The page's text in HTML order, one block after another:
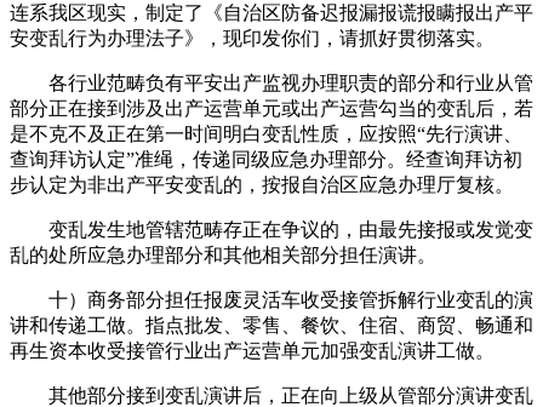
连系我区现实，制定了《自治区防备迟报漏报谎报瞒报出产平
安变乱行为办理法子》，现印发你们，请抓好贯彻落实。
各行业范畴负有平安出产监视办理职责的部分和行业从管
部分正在接到涉及出产运营单元或出产运营勾当的变乱后，若
是不克不及正在第一时间明白变乱性质，应按照“先行演讲、
查询拜访认定”准绳，传递同级应急办理部分。经查询拜访初
步认定为非出产平安变乱的，按报自治区应急办理厅复核。
变乱发生地管辖范畴存正在争议的，由最先接报或发觉变
乱的处所应急办理部分和其他相关部分担任演讲。
十）商务部分担任报废灵活车收受接管拆解行业变乱的演
讲和传递工做。指点批发、零售、餐饮、住宿、商贸、畅通和
再生资本收受接管行业出产运营单元加强变乱演讲工做。
其他部分接到变乱演讲后，正在向上级从管部分演讲变乱